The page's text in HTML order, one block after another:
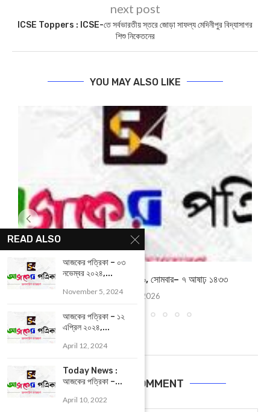
next post
ICSE Toppers : ICSE-তে সর্বভারতীয় স্তরে জোড়া সাফল্য মেদিনীপুর বিদ্যাসাগর
শিশু নিকেতনের
YOU MAY ALSO LIKE
আজকের পত্রিকা – ২২জুন ২০২৬, সোমবার– ৭ আষাঢ় ১৪৩৩
June 22, 2026
LEAVE A COMMENT
READ ALSO
আজকের পত্রিকা – ০৩
নভেম্বর ২০২৪,...
November 5, 2024
আজকের পত্রিকা – ১২
এপ্রিল ২০২৪,...
April 12, 2024
Today News :
আজকের পত্রিকা –...
April 10, 2022